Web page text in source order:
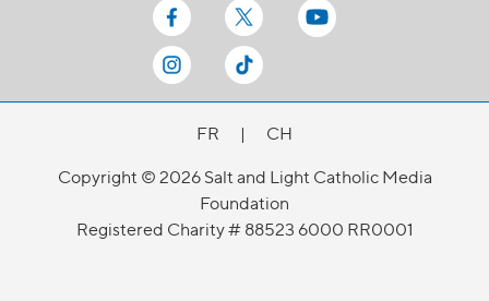
FR |
CH
Copyright © 2026 Salt and Light Catholic Media
Foundation
Registered Charity # 88523 6000 RR0001